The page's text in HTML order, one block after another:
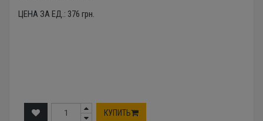
ЦЕНА ЗА ЕД.: 376 грн.
КУПИТЬ